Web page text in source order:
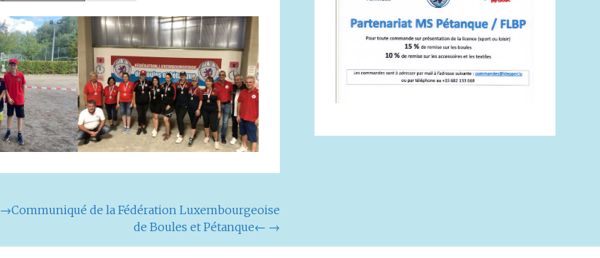
→Communiqué de la Fédération Luxembourgeoise
de Boules et Pétanque← →